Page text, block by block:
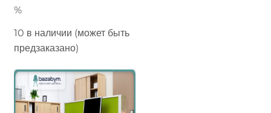
%
10 в наличии (может быть
предзаказано)